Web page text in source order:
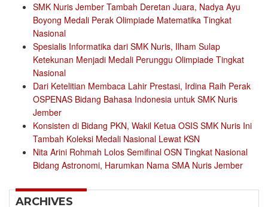
SMK Nuris Jember Tambah Deretan Juara, Nadya Ayu
Boyong Medali Perak Olimpiade Matematika Tingkat
Nasional
Spesialis Informatika dari SMK Nuris, Ilham Sulap
Ketekunan Menjadi Medali Perunggu Olimpiade Tingkat
Nasional
Dari Ketelitian Membaca Lahir Prestasi, Irdina Raih Perak
OSPENAS Bidang Bahasa Indonesia untuk SMK Nuris
Jember
Konsisten di Bidang PKN, Wakil Ketua OSIS SMK Nuris Ini
Tambah Koleksi Medali Nasional Lewat KSN
Nita Arini Rohmah Lolos Semifinal OSN Tingkat Nasional
Bidang Astronomi, Harumkan Nama SMA Nuris Jember
ARCHIVES